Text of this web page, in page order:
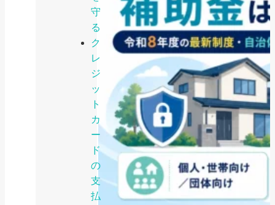
守
る
ク
レ
ジ
ッ
ト
カ
ー
ド
の
支
払